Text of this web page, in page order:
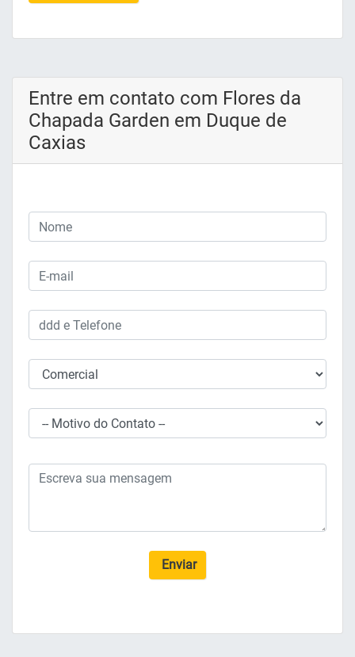
Entre em contato com Flores da
Chapada Garden em Duque de
Caxias
Enviar